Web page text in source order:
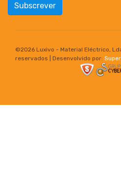
Subscrever
©2026 Luxivo - Material Eléctrico,
reservados | Desenvolvido por: